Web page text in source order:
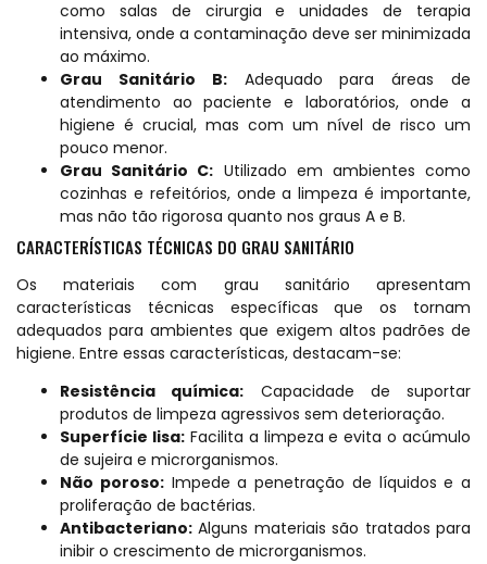
como salas de cirurgia e unidades de terapia
intensiva, onde a contaminação deve ser minimizada
ao máximo.
Grau Sanitário B:Adequado para áreas de
atendimento ao paciente e laboratórios, onde a
higiene é crucial, mas com um nível de risco um
pouco menor.
Grau Sanitário C: Utilizado em ambientes como
cozinhas e refeitórios, onde a limpeza é importante,
mas não tão rigorosa quanto nos graus A e B.
CARACTERÍSTICAS TÉCNICAS DO GRAU SANITÁRIO
Os materiais com grau sanitário apresentam
características técnicas específicas que os tornam
adequados para ambientes que exigem altos padrões de
higiene. Entre essas características, destacam-se:
Resistência química: Capacidade de suportar
produtos de limpeza agressivos sem deterioração.
Superfície lisa:Facilita a limpeza e evita o acúmulo
de sujeira e microrganismos.
Não poroso:Impede a penetração de líquidos e a
proliferação de bactérias.
Antibacteriano: Alguns materiais são tratados para
inibir o crescimento de microrganismos.